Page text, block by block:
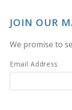
JOIN OUR
We promise to
Email Address